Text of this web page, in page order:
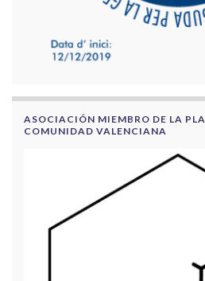
ASOCIACIÓN MIEMBRO DE LA
COMUNIDAD VALENCIANA